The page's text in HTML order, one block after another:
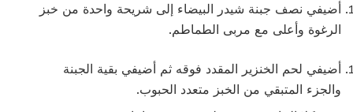
أضيفي نصف جبنة شيدر البيضاء إلى شريحة واحدة من خبز
الرغوة وأعلى مع مربى الطماطم.
أضيفي لحم الخنزير المقدد فوقه ثم أضيفي بقية الجبنة
والجزء المتبقي من الخبز متعدد الحبوب.